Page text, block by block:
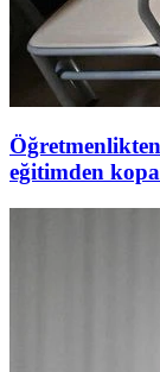
eğitimden